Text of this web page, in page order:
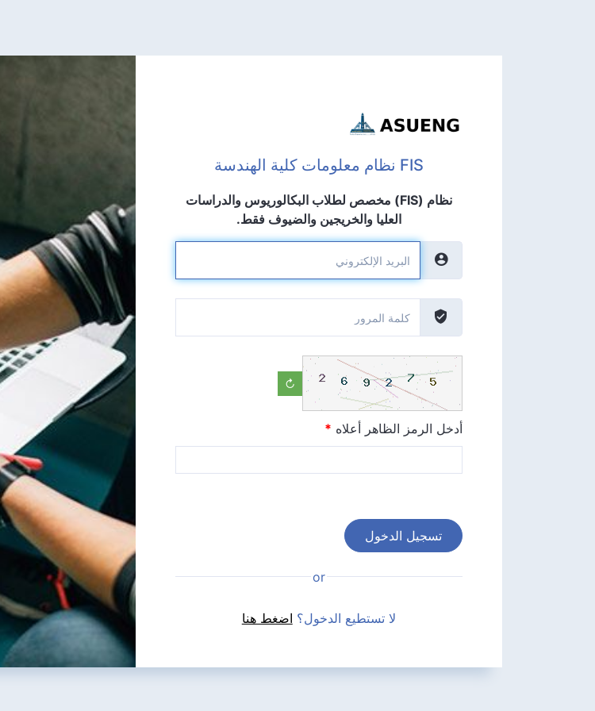
FIS نظام معلومات كلية الهندسة
نظام (FIS) مخصص لطلاب البكالوريوس والدراسات
العليا والخريجين والضيوف فقط.
↻
أدخل الرمز الظاهر أعلاه *
تسجيل الدخول
لا تستطيع الدخول؟ اضغط هنا